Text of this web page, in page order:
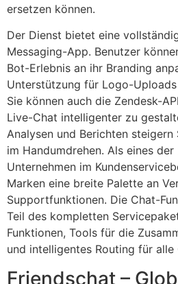
ersetzen können.
Der Dienst bietet eine
Messaging-App. Benutzer
Bot-Erlebnis an ihr Branding
Unterstützung für Logo-
Sie können auch die Zendesk-
Live-Chat intelligenter zu
Analysen und Berichten steigern
im Handumdrehen. Als eines
Unternehmen im
Marken eine breite Palette an
Supportfunktionen. Die Chat-
Teil des kompletten
Funktionen, Tools für die
und intelligentes Routing für alle
Friendschat –